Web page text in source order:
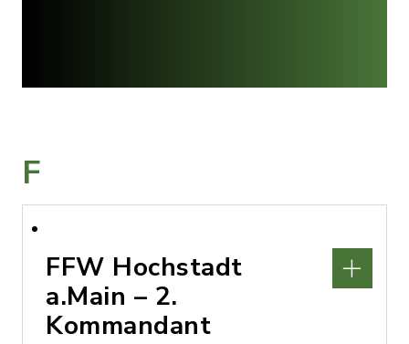
F
FFW Hochstadt
a.Main – 2.
Kommandant